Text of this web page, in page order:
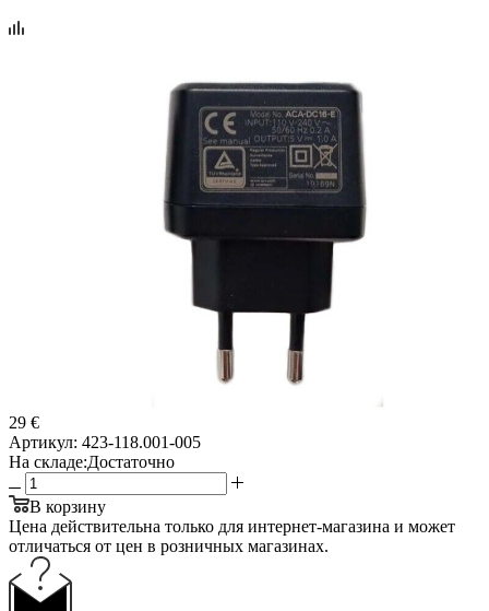
29 €
Артикул: 423-118.001-005
На складе:Достаточно
В корзину
Цена действительна только для интернет-магазина и может
отличаться от цен в розничных магазинах.